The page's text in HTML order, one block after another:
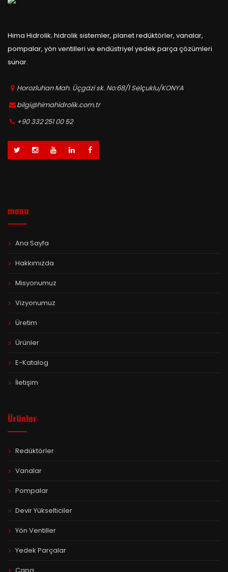
Hima Hidrolik; hidrolik sistemler, planet redüktörler, vanalar,
pompalar, yön ventilleri ve endüstriyel yedek parça çözümleri
sunar.
Horozluhan Mah. Üçgazi sk. No:68/1 Selçuklu/KONYA
bilgi@himahidrolik.com.tr
+90 332 251 00 52
menu
Ana Sayfa
Hakkımızda
Misyonumuz
Vizyonumuz
Üretim
Ürünler
E-Katalog
İletişim
Ürünler
Redüktörler
Vanalar
Pompalar
Devir Yükselticiler
Yön Ventiller
Yedek Parçalar